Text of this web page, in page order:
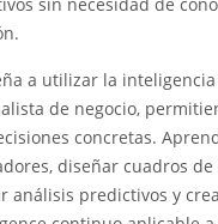
a utilizar la
de negocio,
concretas.
diseñar cuadros
análisis predictivos y